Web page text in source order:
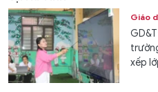
Giáo
xếp